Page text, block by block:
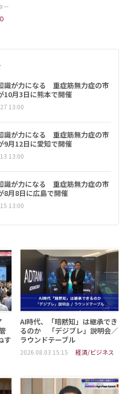
ー
識が力になる 重症筋無力症の市
10月3日に熊本で開催
13:00
識が力になる 重症筋無力症の市
9月12日に愛知で開催
13:00
識が力になる 重症筋無力症の市
8月8日に広島で開催
13:00
す
AI時代、「暗黙知」は継承でき
るのか 「デジブレ」説明会／
ラウンドテーブル
2026.08.03 15:15 経済/ビジネス